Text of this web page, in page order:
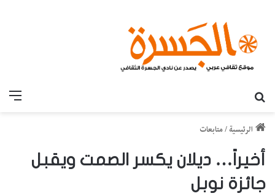
الرئيسية /متابعات
أخيراً… ديلان يكسر الصمت ويقبل
جائزة نوبل